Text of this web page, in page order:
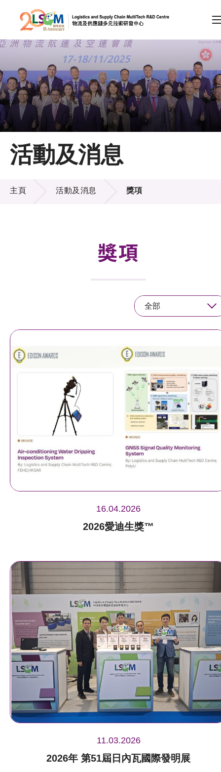
跳到內容（按回車鍵）
會員登入
A A EN 繁 简
主頁
關於LSCM
技術商品化
資訊中心
科技分享
活動及消息
活動及消息
主頁 活動及消息 獎項
獎項
全部
16.04.2026
2026愛迪生獎™
11.03.2026
2026年 第51屆日內瓦國際發明展